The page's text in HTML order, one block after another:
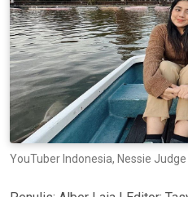
YouTuber Indonesia, Nessie